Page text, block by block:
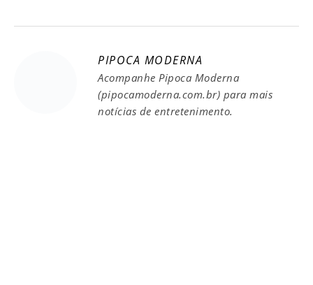
PIPOCA MODERNA
Acompanhe Pipoca Moderna
(pipocamoderna.com.br) para mais
notícias de entretenimento.